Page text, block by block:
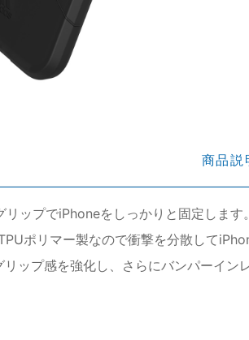
商品説
ップでiPhoneをしっかりと固定しま
ポリマー製なので衝撃を分散して
ップ感を強化し、さらにバンパーイ